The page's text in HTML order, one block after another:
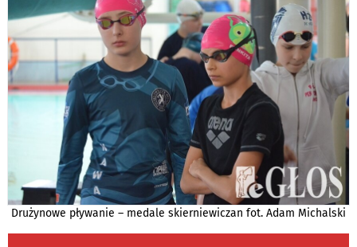
Drużynowe pływanie – medale skierniewiczan fot. Adam Michalski